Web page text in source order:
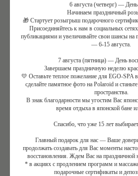
снижая уровень тревожности.
ЛУЧШИЕ ЖЕНСКИЕ
Мягкие массажи с маслами
тёплые ванны, травяные парные и
помогают снять спазмы,
теле. Программы подбираются
лёгкого релакса до комплексного
3 ОПТИМАЛЬНЫХ
6 августа (четверг) —
Начинаем праздничный
🎁 Стартует розыгрыш подарочного
Присоединяйтесь к нам в социальных
публикациями и увеличивайте свои шансы
— 6-15 августа.
7 августа (пятница) — День
Завершаем праздничную неделю
💛 Оставьте теплое пожелание для EGO-SPA
сделайте памятное фото на Polaroid и
пространства.
В знак благодарности мы угостим Вас
время отдыха в японской бане
Спасибо, что уже 15 лет
Главный подарок для нас — Ваше
продолжать создавать для Вас моменты
восстановления. Ждем Вас на праздничной
* в акциях с продлением программ и
подарочные сертификаты и